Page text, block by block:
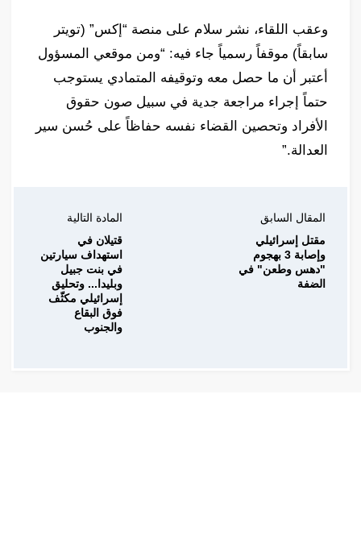
وعقب اللقاء، نشر سلام على منصة “إكس” (تويتر
سابقاً) موقفاً رسمياً جاء فيه: “ومن موقعي المسؤول
أعتبر أن ما حصل معه وتوقيفه المتمادي يستوجب
حتماً إجراء مراجعة جدية في سبيل صون حقوق
الأفراد وتحصين القضاء نفسه حفاظاً على حُسن سير
العدالة.”
المقال السابق
مقتل إسرائيلي
وإصابة 3 بهجوم
"دهس وطعن" في
الضفة
المادة التالية
قتيلان في
استهداف سيارتين
في بنت جبيل
وبليدا... وتحليق
إسرائيلي مكثّف
فوق البقاع
والجنوب